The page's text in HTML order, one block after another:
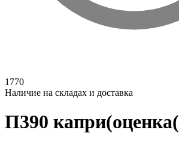
1770
Наличие на складах и доставка
П390 капри(оценка(